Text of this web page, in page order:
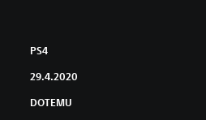
PS4
29.4.2020
DOTEMU